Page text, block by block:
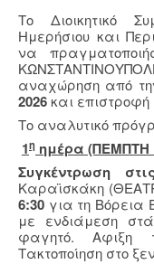
Το Διοικητικό
Ημερήσιου και
να
αναχώρηση από
2026και επιστροφή
Το αναλυτικό
1η ημέρα (ΠΕΜΠΤΗ
Συγκέντρωση
Καραϊσκάκη
6:30 για τη Βόρεια
με ενδιάμεση
φαγητό. Αφιξη
Τακτοποίηση στο